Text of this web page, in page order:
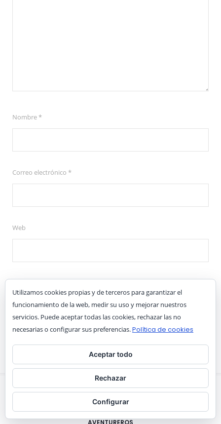
Nombre*
Correo electrónico *
Web
Acepto laPolítica de privacidad
AVENTUREROS
Utilizamos cookies propias y de terceros para garantizar el
funcionamiento de la web, medir su uso y mejorar nuestros
servicios. Puede aceptar todas las cookies, rechazar las no
necesarias o configurar sus preferencias.Política de cookies
Aceptar todo
Rechazar
Configurar